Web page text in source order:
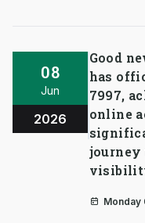
08
Jun
2026
Good
has
7997,
online
journey
Monday